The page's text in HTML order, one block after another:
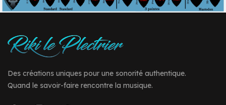
Des créations uniques pour une sonorité authentique.
Quand le savoir-faire rencontre la musique.